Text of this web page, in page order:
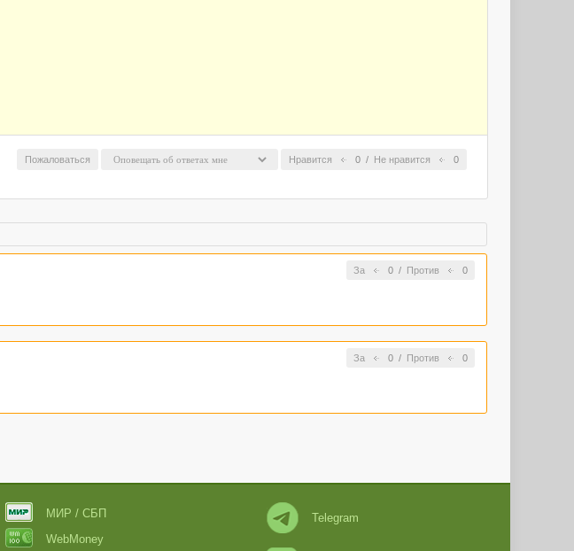
Нравится 0 / Не нравится 0
Пожаловаться
За 0/ Против 0
За 0/ Против 0
МИР / СБП
WebMoney
Telegram